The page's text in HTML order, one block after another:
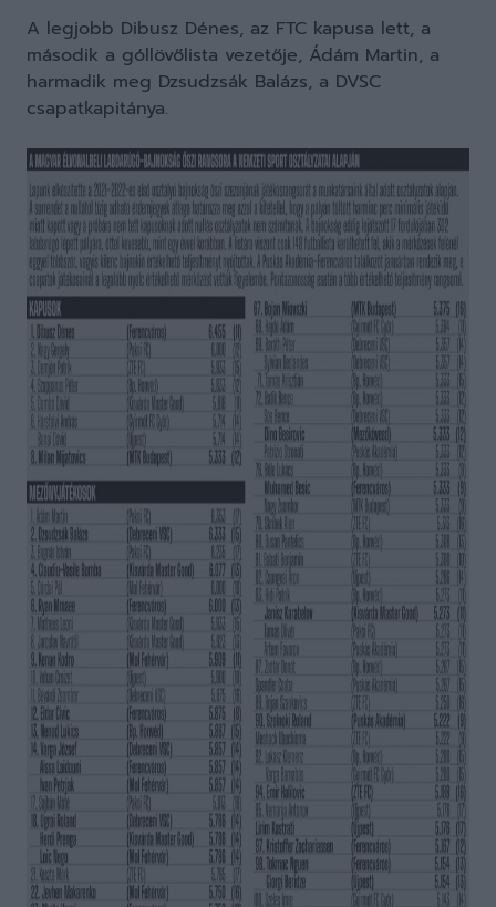
A legjobb Dibusz Dénes, az FTC kapusa lett, a
második a góllövőlista vezetője, Ádám Martin, a
harmadik meg Dzsudzsák Balázs, a DVSC
csapatkapitánya.